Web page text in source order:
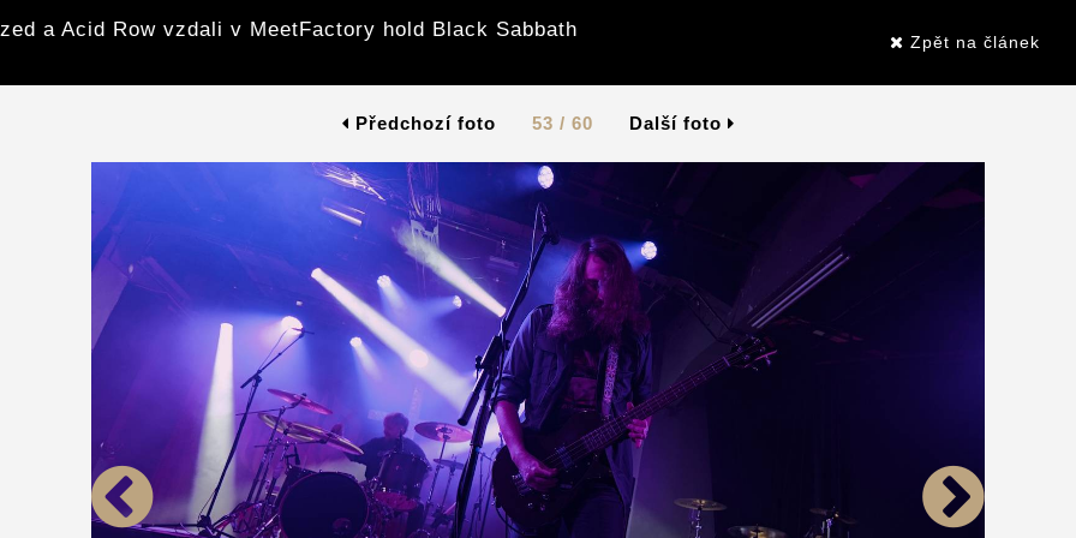
a Acid Row vzdali v MeetFactory hold Black Sabbath
Zpět na článek
Předchozí foto 53 / 60 Další foto